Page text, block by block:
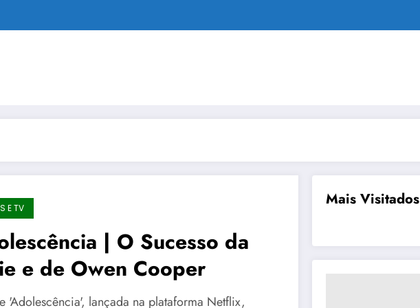
E TV
| O Sucesso da
e de Owen Cooper
'Adolescência', lançada na plataforma Netflix,
Mais Visitados